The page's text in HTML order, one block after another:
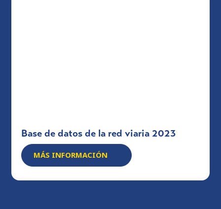
Base de datos de la red viaria 2023
MÁS INFORMACIÓN